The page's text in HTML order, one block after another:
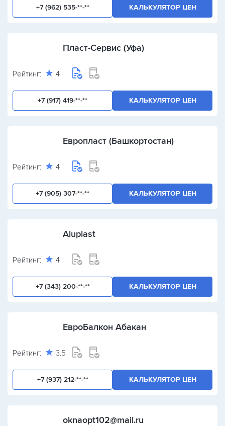
+7 (962) 535-**-** КАЛЬКУЛЯТОР ЦЕН
Пласт-Сервис (Уфа)
Рейтинг: 4
+7 (917) 419-**-** КАЛЬКУЛЯТОР ЦЕН
Европласт (Башкортостан)
Рейтинг: 4
+7 (905) 307-**-** КАЛЬКУЛЯТОР ЦЕН
Aluplast
Рейтинг: 4
+7 (343) 200-**-** КАЛЬКУЛЯТОР ЦЕН
ЕвроБалкон Абакан
Рейтинг: 3.5
+7 (937) 212-**-** КАЛЬКУЛЯТОР ЦЕН
oknaopt102@mail.ru